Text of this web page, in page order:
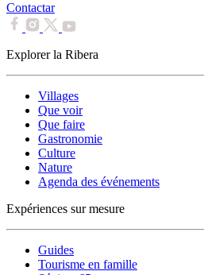
Contactar
Explorer la Ribera
Villages
Que voir
Que faire
Gastronomie
Culture
Nature
Agenda des événements
Expériences sur mesure
Guides
Tourisme en famille